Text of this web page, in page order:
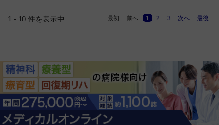
1 - 10 件を表示中 最初 前へ 1 2 3 次へ 最後